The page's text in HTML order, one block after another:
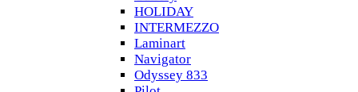
HOLIDAY
INTERMEZZO
Laminart
Navigator
Odyssey 833